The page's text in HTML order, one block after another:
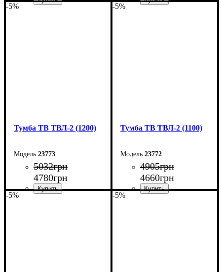
-5%
Тумба ТВ ТВЛ-2 (1200)
23773
5032грн
4780грн
-5%
Тумба ТВ ТВЛ-2 (1100)
23772
4905грн
4660грн
-5% -5%